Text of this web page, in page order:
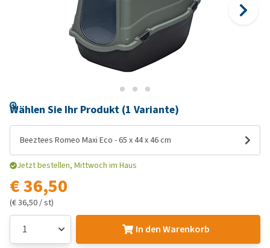
Wählen Sie Ihr Produkt (1 Variante)
Beeztees Romeo Maxi Eco - 65 x 44 x 46 cm
Jetzt bestellen, Mittwoch im Haus
€ 36,50
(€ 36,50 / st)
In den Warenkorb